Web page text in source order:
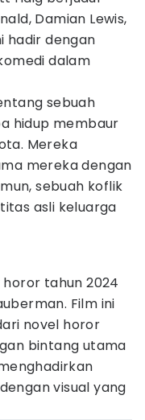
Damian Lewis,
hadir dengan
dalam
sebuah
hidup membaur
Mereka
mereka dengan
sebuah koflik
asli keluarga
tahun 2024
Film ini
novel horor
bintang utama
visual yang